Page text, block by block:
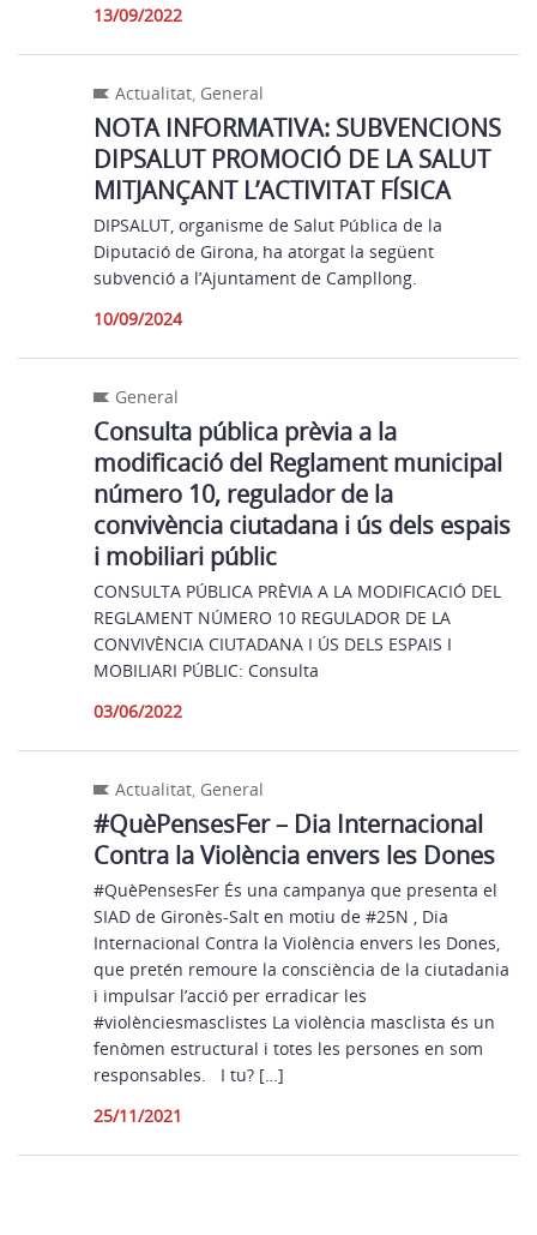
13/09/2022
Actualitat, General
NOTA INFORMATIVA: SUBVENCIONS
DIPSALUT PROMOCIÓ DE LA SALUT
MITJANÇANT L’ACTIVITAT FÍSICA
DIPSALUT, organisme de Salut Pública de la
Diputació de Girona, ha atorgat la següent
subvenció a l’Ajuntament de Campllong.
10/09/2024
General
Consulta pública prèvia a la
modificació del Reglament municipal
número 10, regulador de la
convivència ciutadana i ús dels espais
i mobiliari públic
CONSULTA PÚBLICA PRÈVIA A LA MODIFICACIÓ DEL
REGLAMENT NÚMERO 10 REGULADOR DE LA
CONVIVÈNCIA CIUTADANA I ÚS DELS ESPAIS I
MOBILIARI PÚBLIC: Consulta
03/06/2022
Actualitat, General
#QuèPensesFer – Dia Internacional
Contra la Violència envers les Dones
#QuèPensesFer És una campanya que presenta el
SIAD de Gironès-Salt en motiu de #25N , Dia
Internacional Contra la Violència envers les Dones,
que pretén remoure la consciència de la ciutadania
i impulsar l’acció per erradicar les
#violènciesmasclistes La violència masclista és un
fenòmen estructural i totes les persones en som
responsables. I tu? […]
25/11/2021